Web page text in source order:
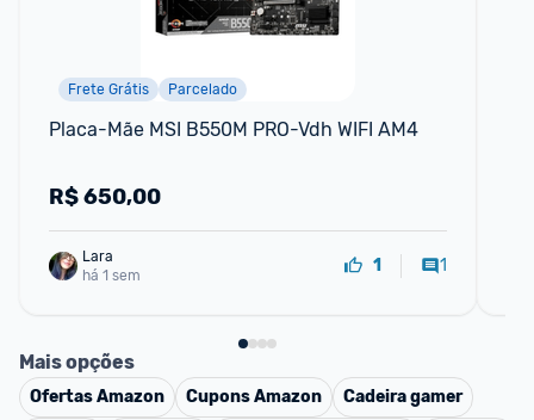
Frete Grátis Parcelado
Placa-Mãe MSI B550M PRO-Vdh WIFI AM4
R$650,00
Lara
há 1 sem
1 1
Mais opções
OfertasAmazon CuponsAmazon
Cadeira gamer